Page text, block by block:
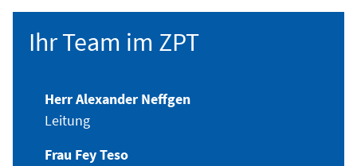
Ihr Team im ZPT
Herr Alexander Neffgen
Leitung
Frau Fey Teso